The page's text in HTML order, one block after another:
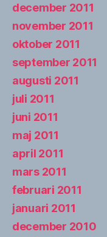
december 2011
november 2011
oktober 2011
september 2011
augusti 2011
juli 2011
juni 2011
maj 2011
april 2011
mars 2011
februari 2011
januari 2011
december 2010